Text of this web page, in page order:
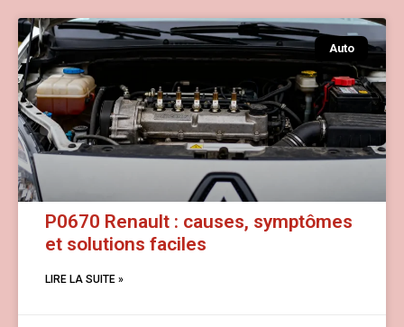
Auto
P0670 Renault : causes, symptômes
et solutions faciles
LIRE LA SUITE »